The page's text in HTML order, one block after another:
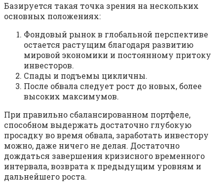
Базируется такая точка зрения на нескольких
основных положениях:
Фондовый рынок в глобальной перспективе
остается растущим благодаря развитию
мировой экономики и постоянному притоку
инвесторов.
Спады и подъемы цикличны.
После обвала следует рост до новых, более
высоких максимумов.
При правильно сбалансированном портфеле,
способном выдержать достаточно глубокую
просадку во время обвала, заработать инвестору
можно, даже ничего не делая. Достаточно
дождаться завершения кризисного временного
интервала, возврата к предыдущим уровням и
дальнейшего роста.